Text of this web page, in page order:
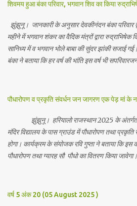
शिवमय हुआ बंका परिवार, भगवान शिव का किया
झुंझुनू। जानकारी के अनुसार देवकीनंदन बंका परिवार
महीने में भगवान शंकर का वैदिक मंत्रों द्वारा रुद्राभिषेक
सानिध्य में व भगवान भोले बाबा की सुंदर झांकी सजाई
बंका ने बताया कि हर वर्ष की भांति इस वर्ष भी
भाविक, लाडो, मीना, रेनू, निर्मला, दीक्षा, मनीषा आदि
guarantee the information is 100%
पौधारोपण व प्रकृति संवर्धन जन जागरण एक पेड़ मां के
झुंझुनू। हरियालो राजस्थान 2025 के अंतर्गत
मंदिर विद्यालय के पास ग्राउंड में पौधारोपण तथा
होगा। कार्यक्रम के संयोजक रवि गुप्ता ने बताया कि इस
पौधारोपण तथा ग्यारह सौ पौधो का वितरण किया
उपस्थित रहेंगे। Contents May Subject to
वर्ष 5 अंक 20 (05 August 2025 )